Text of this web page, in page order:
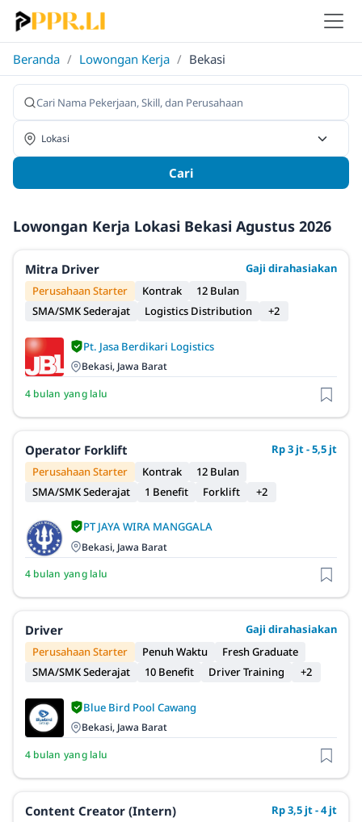
Beranda / Lowongan Kerja / Bekasi
Cari
Lowongan Kerja Lokasi Bekasi Agustus 2026
Mitra Driver
Gaji dirahasiakan
Perusahaan Starter
Kontrak
12 Bulan
SMA/SMK Sederajat
Logistics Distribution +2
Pt. Jasa Berdikari Logistics
Bekasi, Jawa Barat
4 bulan yang lalu
Operator Forklift
Rp 3 jt - 5,5 jt
Perusahaan Starter
Kontrak
12 Bulan
SMA/SMK Sederajat
1 Benefit Forklift +2
PT JAYA WIRA MANGGALA
Bekasi, Jawa Barat
4 bulan yang lalu
Driver
Gaji dirahasiakan
Perusahaan Starter
Penuh Waktu
Fresh Graduate
SMA/SMK Sederajat
10 Benefit Driver Training +2
Blue Bird Pool Cawang
Bekasi, Jawa Barat
4 bulan yang lalu
Content Creator (Intern)
Rp 3,5 jt - 4 jt